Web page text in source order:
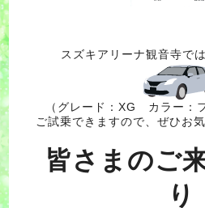
スズキアリーナ観音寺で
（グレード：XG カラー：
ご試乗できますので、ぜひお
皆さまのご
り